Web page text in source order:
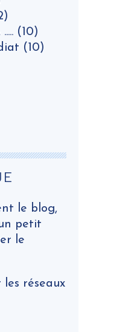
(10)
(10)
le blog,
petit
le
réseaux